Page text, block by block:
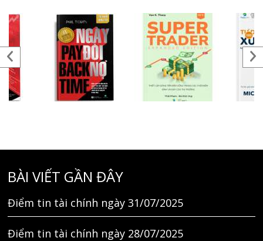
BÀI VIẾT GẦN ĐÂY
Điểm tin tài chính ngày 31/07/2025
Điểm tin tài chính ngày 28/07/2025